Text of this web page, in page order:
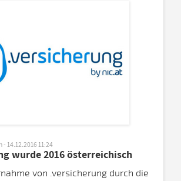
14.12.2016 11:24
wurde 2016 österreichisch
von .versicherung durch die